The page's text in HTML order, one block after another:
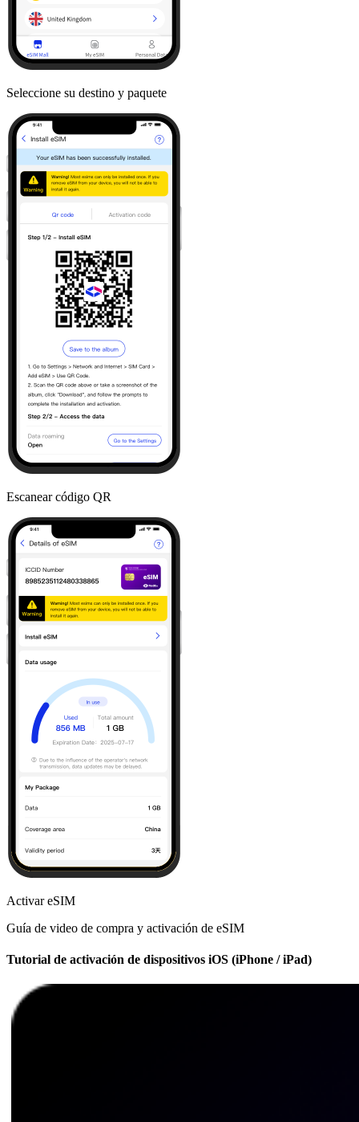
Seleccione su destino y paquete
Escanear código QR
Activar eSIM
Guía de video de compra y activación de eSIM
Tutorial de activación de dispositivos iOS (iPhone / iPad)